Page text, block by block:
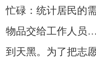
忙碌：统计居民的
物品交给工作人员
到天黑。为了把志